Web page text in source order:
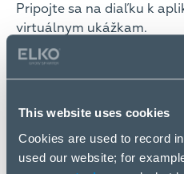
This website uses cookies
Cookies are used to record
used our website; for
Pripojte sa na diaľku k
virtuálnym ukážkam.
Demo
vlastnom prostredí.
Dôkaz